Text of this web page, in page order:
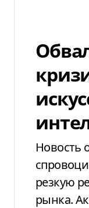
Новость
резкую
рынка.